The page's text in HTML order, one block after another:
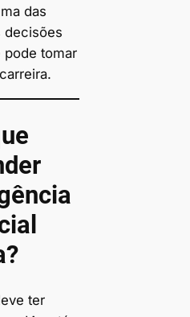
das
decisões
tomar
ter